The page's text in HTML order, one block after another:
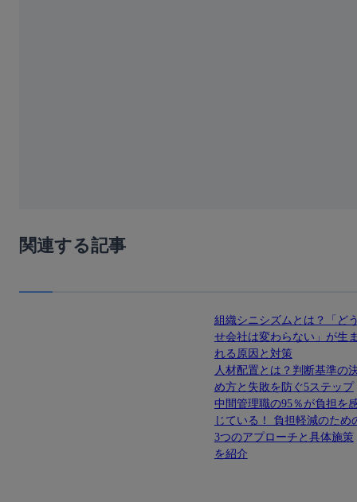
関連する記事
組織シニシズムとは？「ど
せ会社は変わらない」が生
れる原因と対策
人材配置とは？判断基準の
め方と失敗を防ぐ5ステップ
中間管理職の95％が負担を
じている！ 負担軽減のため
3つのアプローチと具体施策
を紹介